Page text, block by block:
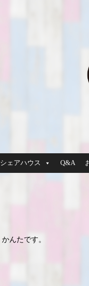
シェアハウス Q&A
かんたです。